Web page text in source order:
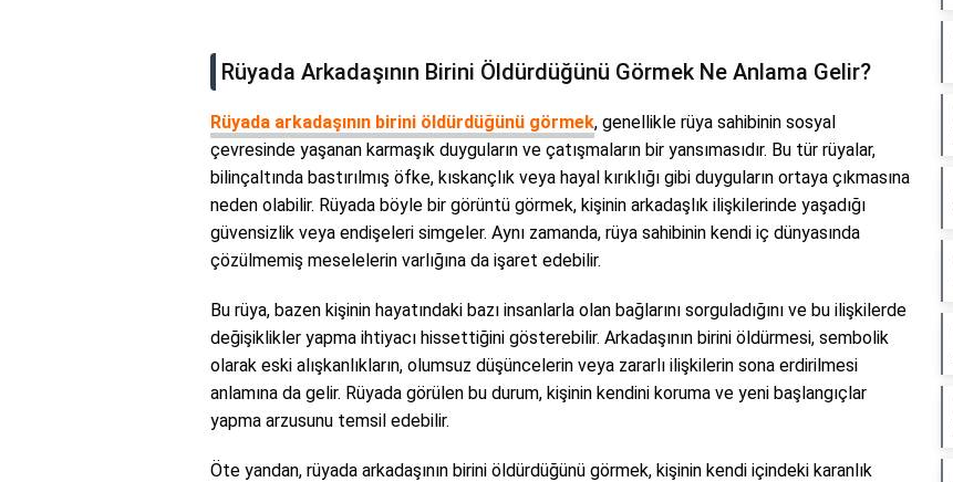
Rüyada Arkadaşının Birini Öldürdüğünü Görmek Ne Anlama Gelir?
Rüyada arkadaşının birini öldürdüğünü görmek, genellikle rüya sahibinin sosyal
çevresinde yaşanan karmaşık duyguların ve çatışmaların bir yansımasıdır. Bu tür rüyalar,
bilinçaltında bastırılmış öfke, kıskançlık veya hayal kırıklığı gibi duyguların ortaya çıkmasına
neden olabilir. Rüyada böyle bir görüntü görmek, kişinin arkadaşlık ilişkilerinde yaşadığı
güvensizlik veya endişeleri simgeler. Aynı zamanda, rüya sahibinin kendi iç dünyasında
çözülmemiş meselelerin varlığına da işaret edebilir.
Bu rüya, bazen kişinin hayatındaki bazı insanlarla olan bağlarını sorguladığını ve bu ilişkilerde
değişiklikler yapma ihtiyacı hissettiğini gösterebilir. Arkadaşının birini öldürmesi, sembolik
olarak eski alışkanlıkların, olumsuz düşüncelerin veya zararlı ilişkilerin sona erdirilmesi
anlamına da gelir. Rüyada görülen bu durum, kişinin kendini koruma ve yeni başlangıçlar
yapma arzusunu temsil edebilir.
Öte yandan, rüyada arkadaşının birini öldürdüğünü görmek, kişinin kendi içindeki karanlık